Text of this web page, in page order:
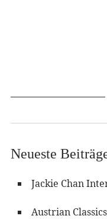
Neueste
Jackie Chan
Austrian